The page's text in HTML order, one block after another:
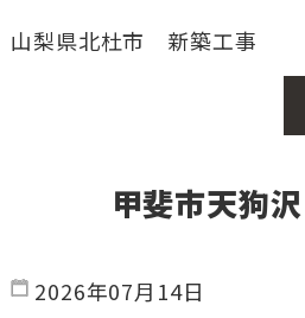
山梨県北杜市 新築工事
甲斐市天狗
2026年07月14日